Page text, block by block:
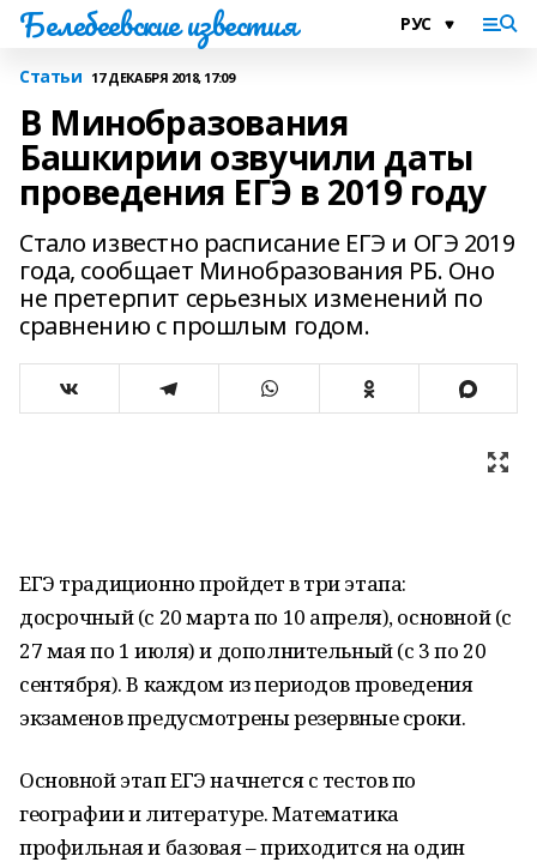
Белебеевские известия
Статьи 17 ДЕКАБРЯ 2018, 17:09
В Минобразования
Башкирии озвучили даты
проведения ЕГЭ в 2019 году
Стало известно расписание ЕГЭ и ОГЭ 2019
года, сообщает Минобразования РБ. Оно
не претерпит серьезных изменений по
сравнению с прошлым годом.
ЕГЭ традиционно пройдет в три этапа:
досрочный (с 20 марта по 10 апреля), основной (с
27 мая по 1 июля) и дополнительный (с 3 по 20
сентября). В каждом из периодов проведения
экзаменов предусмотрены резервные сроки.
Основной этап ЕГЭ начнется с тестов по
географии и литературе. Математика
профильная и базовая – приходится на один